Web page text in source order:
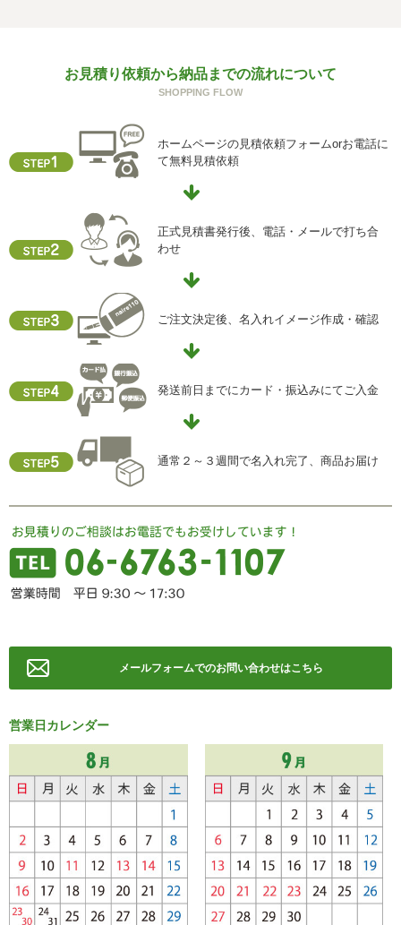
ご本人からの求めにより、当社が保有する保有個人データ
に関する開示、利用目的の通知、内容の訂正・追加または
供記録の開示(以下、開示等という)に応じます。
開示等に応ずる窓口は、下記「当社の個人情報の取扱いに
関する苦情、相談等の問合せ先」を参照してください。
クッキーやウェブビーコン等を用いるなどして、本人が容
易に認識できない方法による個人情報の取得を行っており
ません。
i) 個人情報保護方針
当社ホームページの個人情報保護方針をご覧下さい
住所 ：大阪市中央区瓦屋町2-13-5
TEL ： 06-6763-5415
FAX ： 06-6763-0829
お見積り依頼から納品までの流れについて
SHOPPING FLOW
ホームページの見積依頼フォームorお電話に
て無料見積依頼
正式見積書発行後、電話・メールで打ち合
わせ
ご注文決定後、名入れイメージ作成・確認
発送前日までにカード・振込みにてご入金
通常２～３週間で名入れ完了、商品お届け
メールフォームでのお問い合わせはこちら
営業日カレンダー